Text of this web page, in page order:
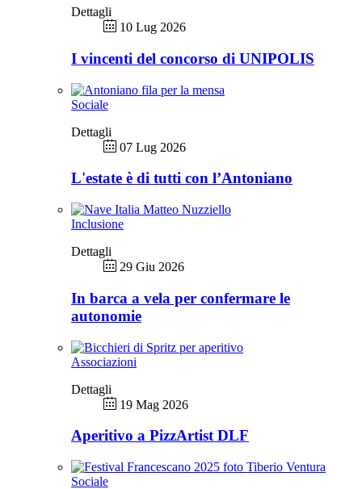
Dettagli
10 Lug 2026
I vincenti del concorso di UNIPOLIS
Sociale
Dettagli
07 Lug 2026
L'estate è di tutti con l’Antoniano
Inclusione
Dettagli
29 Giu 2026
In barca a vela per confermare le
autonomie
Associazioni
Dettagli
19 Mag 2026
Aperitivo a PizzArtist DLF
Sociale